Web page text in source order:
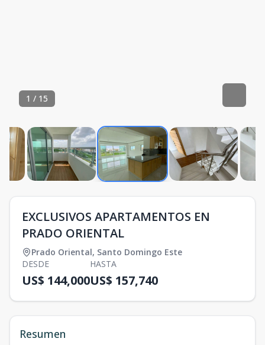
1 / 15
EXCLUSIVOS APARTAMENTOS EN
PRADO ORIENTAL
Prado Oriental, Santo Domingo Este
DESDE
US$ 144,000
HASTA
US$ 157,740
Resumen